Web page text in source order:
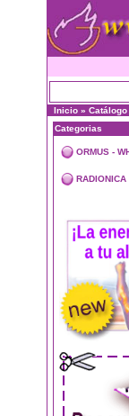
Inicio » Catálogo
Categorias
ORMUS -
RADIONICA